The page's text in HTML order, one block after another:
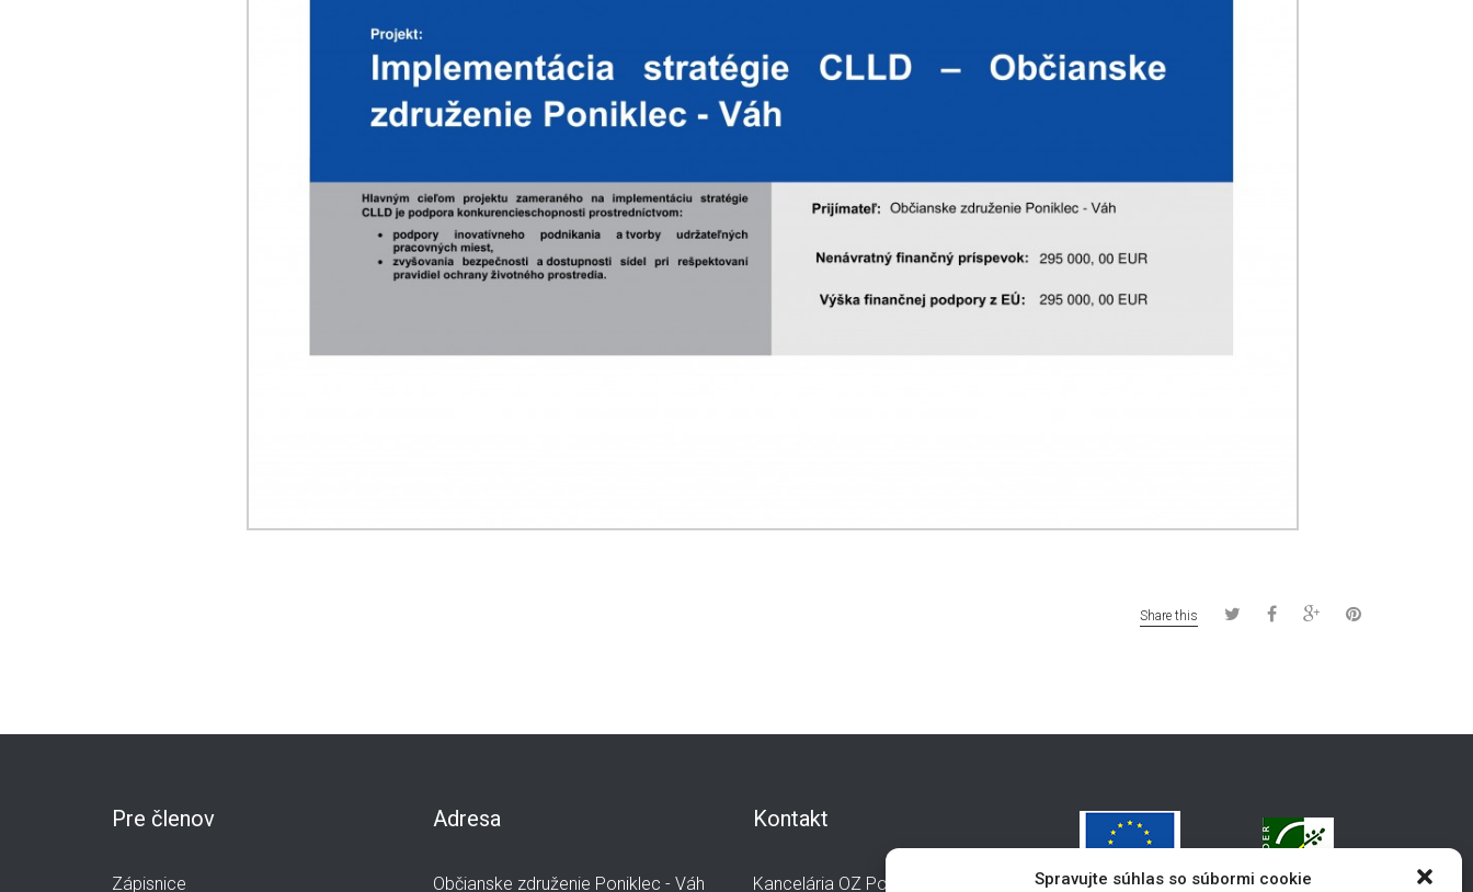
Spravujte súhlas so súbormi cookie
Share this
Pre členov
Zápisnice
Adresa
Občianske združenie Poniklec - Váh
Kontakt
Kancelária OZ Poniklec-Váh